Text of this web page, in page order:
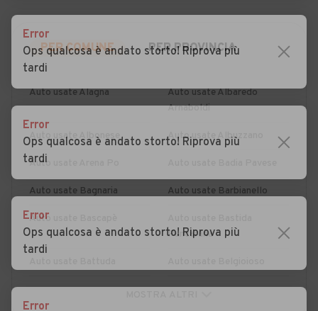
PER COMUNE PER PROVINCIA
Auto usate Alagna
Auto usate Albaredo
Arnaboldi
Auto usate Albonese Auto usate Albuzzano
Auto usate Arena Po
Auto usate Bagnaria Auto usate Barbianello
Auto usate Bascapè
Pancarana
Auto usate Bereguardo Auto usate Borgarello
Error
Ops qualcosa è andato storto! Riprova più
tardi
Error
Ops qualcosa è andato storto! Riprova più
tardi
Error
Ops qualcosa è andato storto! Riprova più
tardi
Error